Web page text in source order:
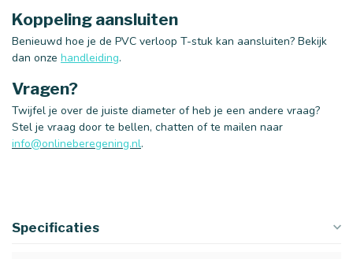
Koppeling aansluiten
Benieuwd hoe je de PVC verloop T-stuk kan aansluiten? Bekijk
dan onze handleiding.
Vragen?
Twijfel je over de juiste diameter of heb je een andere vraag?
Stel je vraag door te bellen, chatten of te mailen naar
info@onlineberegening.nl.
Specificaties